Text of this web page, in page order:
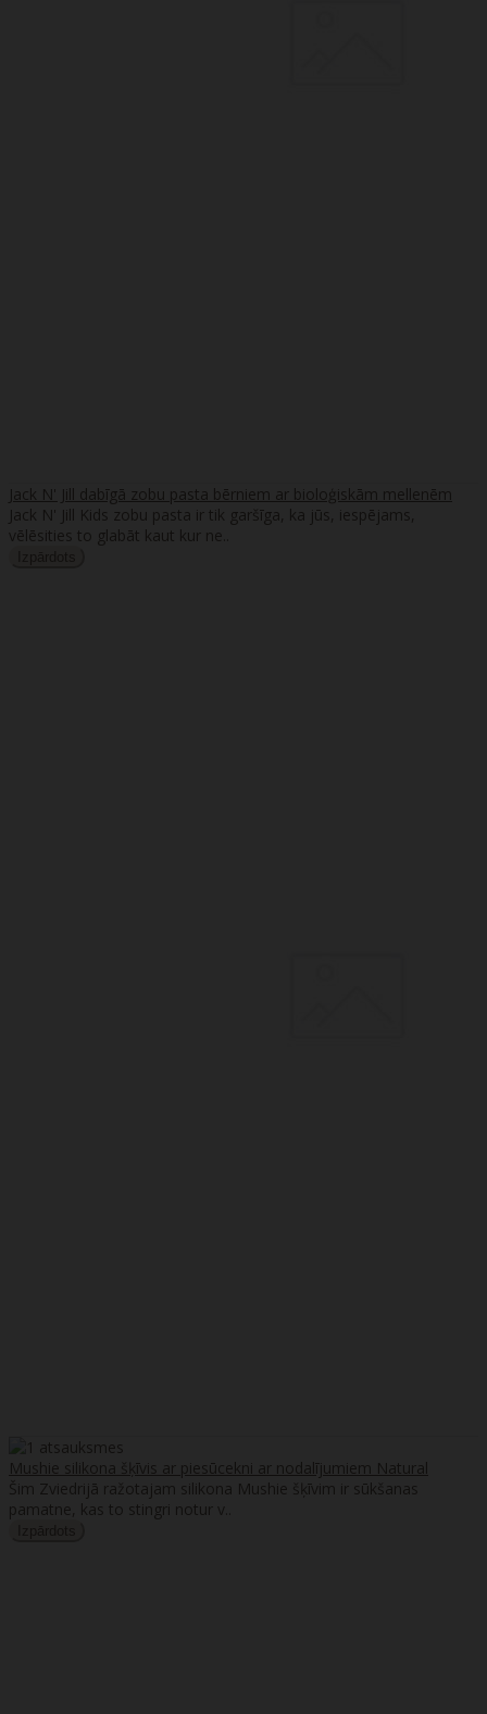
Jack N' Jill dabīgā zobu pasta bērniem ar bioloģiskām mellenēm
Jack N' Jill Kids zobu pasta ir tik garšīga, ka jūs, iespējams,
vēlēsities to glabāt kaut kur ne..
Mushie silikona šķīvis ar piesūcekni ar nodalījumiem Natural
Šim Zviedrijā ražotajam silikona Mushie šķīvim ir sūkšanas
pamatne, kas to stingri notur v..